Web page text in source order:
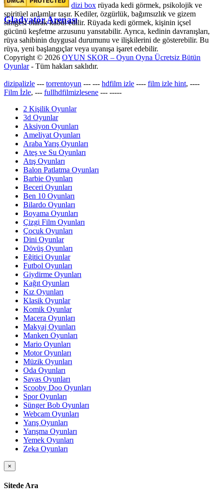
Gladyatör Arenası
dizi box rüyada kedi görmek​, psikolojik ve
spiritüel anlamlar taşır. Kediler, özgürlük, bağımsızlık ve gizem
simgesi olarak kabul edilir. Rüyada kedi görmek, kişinin içsel
gücünü keşfetme arzusunu yansıtabilir. Ayrıca, kedinin davranışları,
rüya sahibinin duygusal durumunu ve ilişkilerini de gösterebilir. Bu
rüya, yeni başlangıçlar veya uyanışa işaret edebilir.
Copyright © 2026 OYUN SKOR – Oyun Oyna Ücretsiz Bütün
Oyunlar- Tüm hakları saklıdır.
dizipalizle --- torrentoyun --- --- hdfilm izle ---- film izle hint, ----
Film İzle, --- fullhdfilmizlesene --- -----
2 Kişilik Oyunlar
3d Oyunlar
Aksiyon Oyunları
Ameliyat Oyunları
Araba Yarış Oyunları
Ateş ve Su Oyunları
Atış Oyunları
Balon Patlatma Oyunları
Barbie Oyunları
Beceri Oyunları
Ben 10 Oyunları
Bilardo Oyunları
Boyama Oyunları
Çizgi Film Oyunları
Çocuk Oyunları
Dini Oyunlar
Dövüş Oyunları
Eğitici Oyunlar
Futbol Oyunları
Giydirme Oyunları
Kağıt Oyunları
Kız Oyunları
Klasik Oyunlar
Komik Oyunlar
Macera Oyunları
Makyaj Oyunları
Manken Oyunları
Mario Oyunları
Motor Oyunları
Müzik Oyunları
Oda Oyunları
Savas Oyunları
Scooby Doo Oyunları
Spor Oyunları
Sünger Bob Oyunları
Webcam Oyunları
Yarış Oyunları
Yarışma Oyunları
Yemek Oyunları
Zeka Oyunları
×
Sitede Ara